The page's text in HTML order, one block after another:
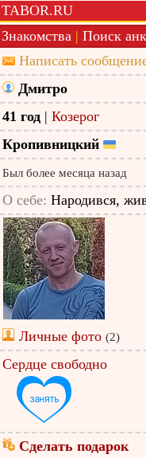
TABOR.RU
Знакомства | Поиск
Написать
Дмитро
41 год | Козерог
Кропивницкий
Был более месяца назад
О себе: Народився,
Личные фото (2)
Сердце свободно
Сделать подарок